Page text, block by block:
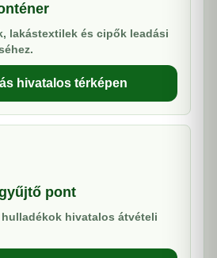
lakástextilek és cipők leadási
hivatalos térképen
pont
hivatalos átvételi